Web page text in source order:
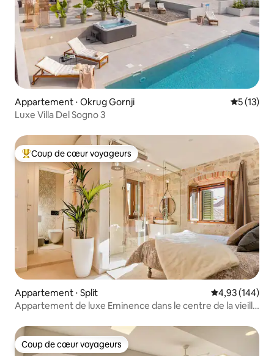
Appartement ⋅ Okrug Gornji
5 (13)
Luxe Villa Del Sogno 3
Coups de cœur voyageurs les plus appréciés
Coup de cœur voyageurs
Appartement ⋅ Split Évaluation
4,93 (144)
Appartement de luxe Eminence dans le centre de la vieille
Coup de cœur voyageurs
Coup de cœur voyageurs